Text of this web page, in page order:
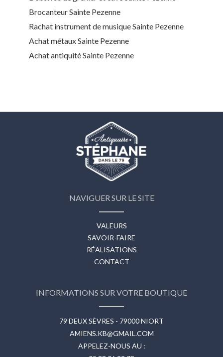
Brocanteur Sainte Pezenne
Rachat instrument de musique Sainte Pezenne
Achat métaux Sainte Pezenne
Achat antiquité Sainte Pezenne
NAVIGUER SUR LE SITE
VALEURS
SAVOIR-FAIRE
RÉALISATIONS
CONTACT
INFORMATIONS SUR VOTRE BOUTIQUE
79 DEUX SÈVRES - 79000 NIORT
AMIENS.KB@GMAIL.COM
APPELEZ-NOUS AU :